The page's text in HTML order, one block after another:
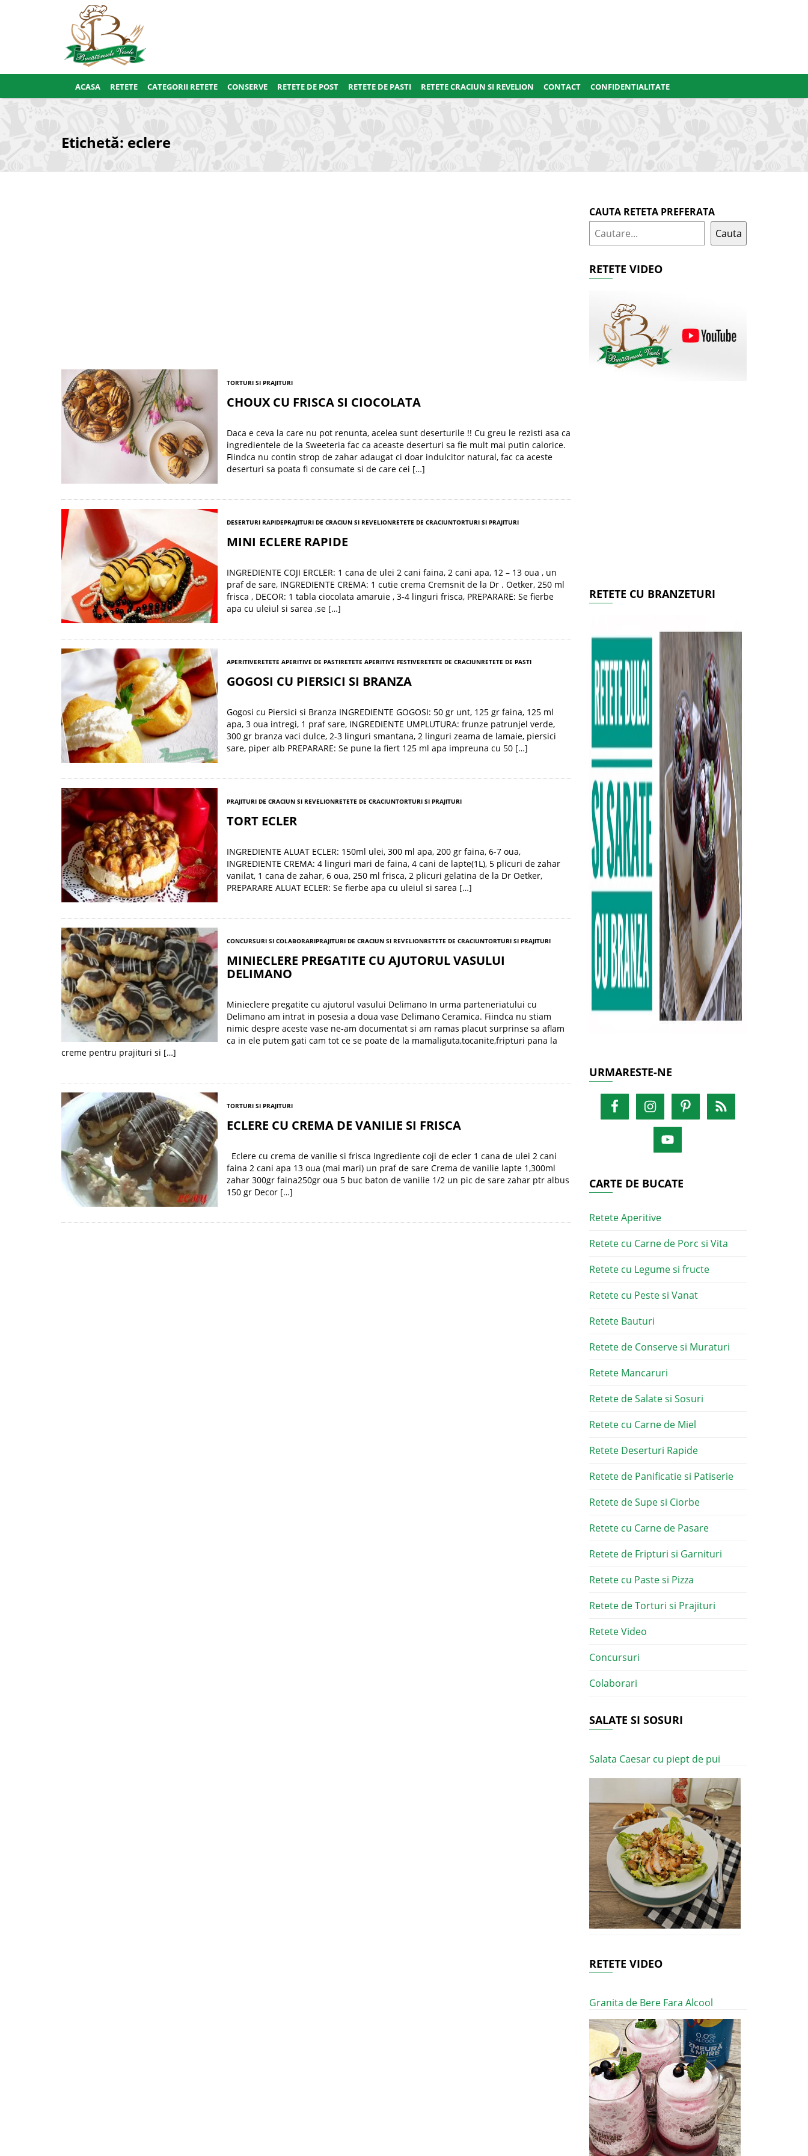
ACASA RETETE CATEGORII RETETE CONSERVE RETETE DE POST RETETE DE PASTI RETETE CRACIUN SI REVELION CONTACT CONFIDENTIALITATE
Etichetă: eclere
TORTURI SI PRAJITURI
CHOUX CU FRISCA SI CIOCOLATA
Daca e ceva la care nu pot renunta, acelea sunt deserturile !! Cu greu le rezisti asa ca
ingredientele de la Sweeteria fac ca aceaste deserturi sa fie mult mai putin calorice.
Fiindca nu contin strop de zahar adaugat ci doar indulcitor natural, fac ca aceste
deserturi sa poata fi consumate si de care cei […]
DESERTURI RAPIDEPRAJITURI DE CRACIUN SI REVELIONRETETE DE CRACIUNTORTURI SI PRAJITURI
MINI ECLERE RAPIDE
INGREDIENTE COJI ERCLER: 1 cana de ulei 2 cani faina, 2 cani apa, 12 – 13 oua , un
praf de sare, INGREDIENTE CREMA: 1 cutie crema Cremsnit de la Dr . Oetker, 250 ml
frisca , DECOR: 1 tabla ciocolata amaruie , 3-4 linguri frisca, PREPARARE: Se fierbe
apa cu uleiul si sarea ,se […]
APERITIVERETETE APERITIVE DE PASTIRETETE APERITIVE FESTIVERETETE DE CRACIUNRETETE DE PASTI
GOGOSI CU PIERSICI SI BRANZA
Gogosi cu Piersici si Branza INGREDIENTE GOGOSI: 50 gr unt, 125 gr faina, 125 ml
apa, 3 oua intregi, 1 praf sare, INGREDIENTE UMPLUTURA: frunze patrunjel verde,
300 gr branza vaci dulce, 2-3 linguri smantana, 2 linguri zeama de lamaie, piersici
sare, piper alb PREPARARE: Se pune la fiert 125 ml apa impreuna cu 50 […]
PRAJITURI DE CRACIUN SI REVELIONRETETE DE CRACIUNTORTURI SI PRAJITURI
TORT ECLER
INGREDIENTE ALUAT ECLER: 150ml ulei, 300 ml apa, 200 gr faina, 6-7 oua,
INGREDIENTE CREMA: 4 linguri mari de faina, 4 cani de lapte(1L), 5 plicuri de zahar
vanilat, 1 cana de zahar, 6 oua, 250 ml frisca, 2 plicuri gelatina de la Dr Oetker,
PREPARARE ALUAT ECLER: Se fierbe apa cu uleiul si sarea […]
CONCURSURI SI COLABORARIPRAJITURI DE CRACIUN SI REVELIONRETETE DE CRACIUNTORTURI SI PRAJITURI
MINIECLERE PREGATITE CU AJUTORUL VASULUI
DELIMANO
Minieclere pregatite cu ajutorul vasului Delimano In urma parteneriatului cu
Delimano am intrat in posesia a doua vase Delimano Ceramica. Fiindca nu stiam
nimic despre aceste vase ne-am documentat si am ramas placut surprinse sa aflam
ca in ele putem gati cam tot ce se poate de la mamaliguta,tocanite,fripturi pana la
creme pentru prajituri si […]
TORTURI SI PRAJITURI
ECLERE CU CREMA DE VANILIE SI FRISCA
Eclere cu crema de vanilie si frisca Ingrediente coji de ecler 1 cana de ulei 2 cani
faina 2 cani apa 13 oua (mai mari) un praf de sare Crema de vanilie lapte 1,300ml
zahar 300gr faina250gr oua 5 buc baton de vanilie 1/2 un pic de sare zahar ptr albus
150 gr Decor […]
CAUTA RETETA PREFERATA
Cauta
RETETE VIDEO
RETETE CU BRANZETURI
URMARESTE-NE
CARTE DE BUCATE
Retete Aperitive
Retete cu Carne de Porc si Vita
Retete cu Legume si fructe
Retete cu Peste si Vanat
Retete Bauturi
Retete de Conserve si Muraturi
Retete Mancaruri
Retete de Salate si Sosuri
Retete cu Carne de Miel
Retete Deserturi Rapide
Retete de Panificatie si Patiserie
Retete de Supe si Ciorbe
Retete cu Carne de Pasare
Retete de Fripturi si Garnituri
Retete cu Paste si Pizza
Retete de Torturi si Prajituri
Retete Video
Concursuri
Colaborari
SALATE SI SOSURI
Salata Caesar cu piept de pui
RETETE VIDEO
Granita de Bere Fara Alcool